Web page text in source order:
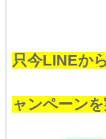
只今LINEか
ャンペーン